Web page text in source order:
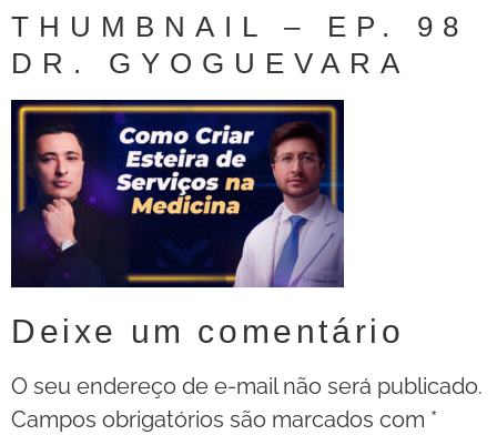
THUMBNAIL – EP. 98
DR. GYOGUEVARA
Deixe um comentário
O seu endereço de e-mail não será publicado.
Campos obrigatórios são marcados com *